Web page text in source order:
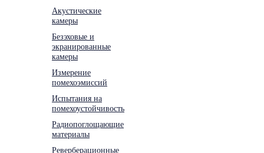
Акустические
камеры
Безэховые и
экранированные
камеры
Измерение
помехоэмиссий
Испытания на
помехоустойчивость
Радиопоглощающие
материалы
Реверберационные